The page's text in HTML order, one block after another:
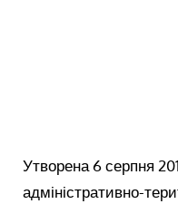
Утворена 6 серпня
адміністративно-